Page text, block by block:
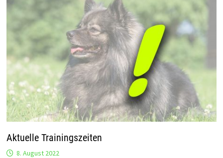
Aktuelle Trainingszeiten
8. August 2022